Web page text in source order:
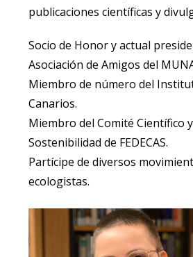
publicaciones científicas y
Socio de Honor y actual
Asociación de Amigos del
Miembro de número del
Canarios.
Miembro del Comité Científico
Sostenibilidad de FEDECAS.
Partícipe de diversos
ecologistas.